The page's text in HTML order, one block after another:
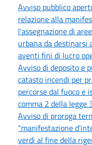
Avviso pubblico
relazione alla
l'assegnazione di
urbana da destinarsi
aventi fini di lucro
Avviso di deposito e
catasto incendi per
percorse dal fuoco e
comma 2 della legge
Avviso di proroga
“manifestazione
verdi al fine della